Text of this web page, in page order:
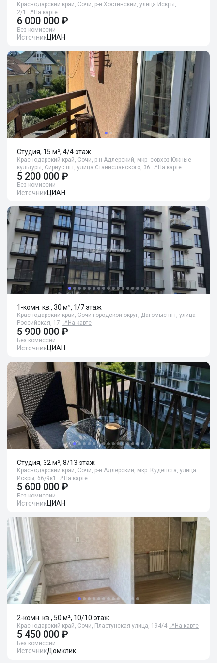
Краснодарский край, Сочи, р-н Хостинский, улица Искры,
2/1
📍 На карте
6 000 000 ₽
Без комиссии
ИсточникЦИАН
Студия, 15 м², 4/4 этаж
Краснодарский край, Сочи, р-н Адлерский, мкр. совхоз Южные
культуры, Сириус пгт, улица Станиславского, 36 📍 На карте
5 200 000 ₽
Без комиссии
ИсточникЦИАН
1-комн. кв., 30 м², 1/7 этаж
Краснодарский край, Сочи городской округ, Дагомыс пгт, улица
Российская, 17 📍 На карте
5 900 000 ₽
Без комиссии
ИсточникЦИАН
Студия, 32 м², 8/13 этаж
Краснодарский край, Сочи, р-н Адлерский, мкр. Кудепста, улица
Искры, 66/9к1
📍 На карте
5 600 000 ₽
Без комиссии
ИсточникЦИАН
2-комн. кв., 50 м², 10/10 этаж
Краснодарский край, Сочи, Пластунская улица, 194/4 📍 На карте
5 450 000 ₽
Без комиссии
ИсточникДомклик